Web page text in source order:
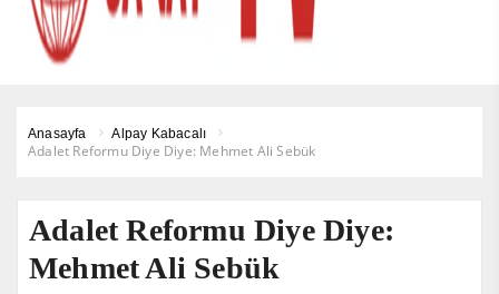
Anasayfa Alpay Kabacalı
Adalet Reformu Diye Diye: Mehmet Ali Sebük
Adalet Reformu Diye Diye:
Mehmet Ali Sebük